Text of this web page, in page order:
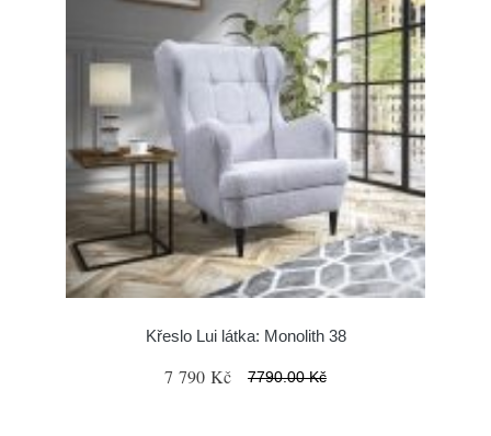
Křeslo Lui látka: Monolith 38
7 790 Kč 7790.00 Kč